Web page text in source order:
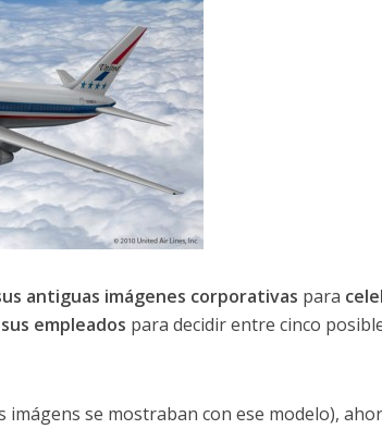
antiguas imágenes corporativas para
empleados para decidir entre cinco
se mostraban con ese modelo),